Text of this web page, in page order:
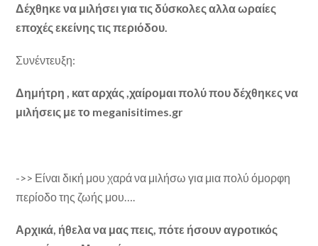
Δέχθηκε να μιλήσει για τις δύσκολες αλλα ωραίες
εποχές εκείνης τις περιόδου.
Συνέντευξη:
Δημήτρη , κατ αρχάς ,χαίρομαι πολύ που δέχθηκες να
μιλήσεις με το meganisitimes.gr
->> Είναι δική μου χαρά να μιλήσω για μια πολύ όμορφη
περίοδο της ζωής μου….
Αρχικά, ήθελα να μας πεις, πότε ήσουν αγροτικός